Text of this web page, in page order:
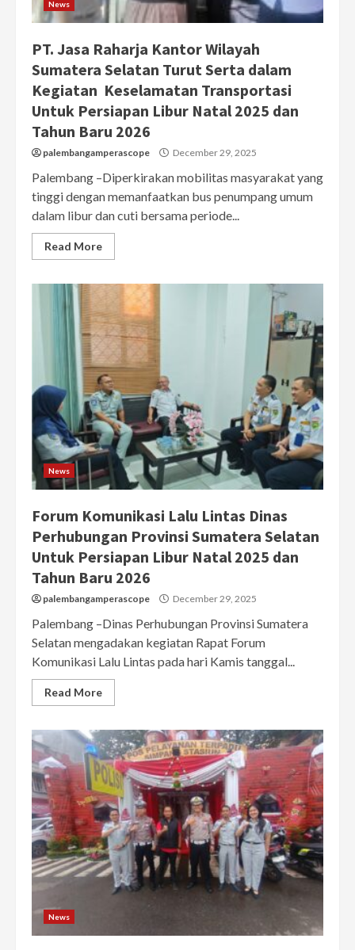
News
PT. Jasa Raharja Kantor Wilayah
Sumatera Selatan Turut Serta dalam
Kegiatan Keselamatan Transportasi
Untuk Persiapan Libur Natal 2025 dan
Tahun Baru 2026
palembangamperascope December 29, 2025
Palembang –Diperkirakan mobilitas masyarakat yang
tinggi dengan memanfaatkan bus penumpang umum
dalam libur dan cuti bersama periode...
Read More
News
Forum Komunikasi Lalu Lintas Dinas
Perhubungan Provinsi Sumatera Selatan
Untuk Persiapan Libur Natal 2025 dan
Tahun Baru 2026
palembangamperascope December 29, 2025
Palembang –Dinas Perhubungan Provinsi Sumatera
Selatan mengadakan kegiatan Rapat Forum
Komunikasi Lalu Lintas pada hari Kamis tanggal...
Read More
News